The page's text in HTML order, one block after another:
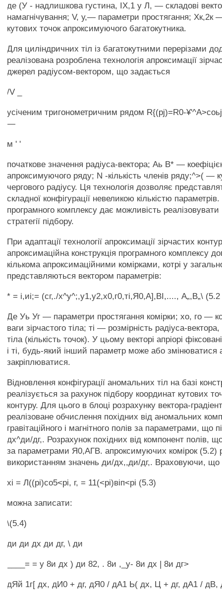
де (У - надлишкова густина, ІХ,1 у Л, — складові
намагнічування; V, у,— параметри простягання; Хк,2к
кутових точок апроксимуючого багатокутника.
Для циліндричних тіл із багатокутними перерізами
реалізована розроблена технологія апроксимації
джерел радіусом-вектором, що задається
/V _
усіченим тригонометричним рядом R{(pj)=R0-
—
м ' '
початкове значення радіуса-вектора; Аь В* —
апроксимуючого ряду; N -кількість членів ряду;^>( —
чергового радіусу. Ця технологія дозволяє
складної конфігурації невеликою кількістю
програмного комплексу дає можливість реалізовувати
стратегії підбору.
При адаптації технології апроксимації зірчастих
апроксимаційна конструкція програмного комплексу
кількома апроксимаційними комірками, котрі у
представляються вектором параметрів:
* = і,иі;= (сг,./х^у^;,у1,у2,х0,г0,ті,Я0,А],ВІ,...., А„,В„\
Де Уь Уг — параметри простягання комірки; хо, го —
ваги зірчастого тіла; ті — розмірність радіуса-
тіла (кількість точок). У цьому векторі апріорі
і ті, будь-який інший параметр може або змінюватися
закріплюватися.
Відновлення конфігурації аномальних тіл на базі
реалізується за рахунок підбору координат кутових
контуру. Для цього в блоці розрахунку вектора-
реалізоване обчислення похідних від аномальних
гравітаційного і магнітного полів за параметрами, що
дх^ди/дг,. Розрахунок похідних від компонент полів,
за параметрами Я0,АГВ. апроксимуючих комірок (5.2)
використанням значень ди/дх,,ди/дг,. Враховуючи, що
хі = Л((рі)со5<рі, г, = 11(<рі)віп<рі (5.3)
можна записати:
\(5.4)
ди ди дх ди дг, \ ди
____= = у 8и дх ) ди 82, . 8и ,_у- 8и дх | 8и дг>
дЯй 1г[ дх, дИ0 + дг, дЯ0 / дА1 Ь( дх, Ц + дг, дА1 / дВ,